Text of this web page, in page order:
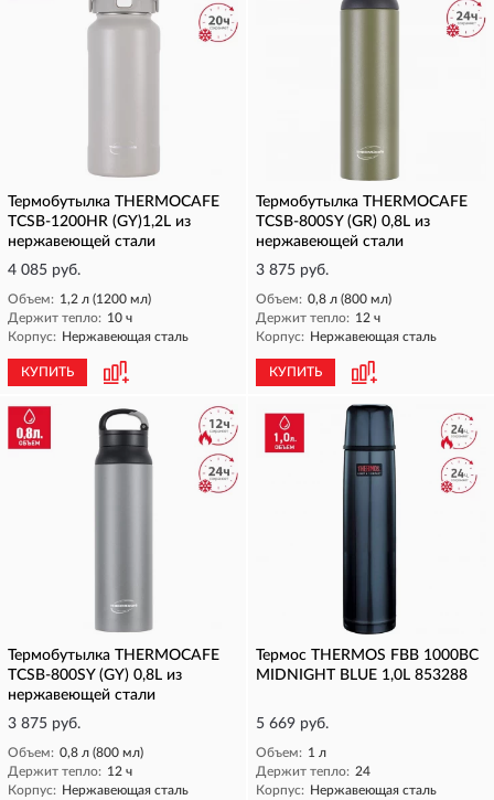
Термобутылка THERMOCAFE
TCSB-1200HR (GY)1,2L из
нержавеющей стали
4 085 руб.
Объем: 1,2 л (1200 мл)
Держит тепло: 10 ч
Корпус: Нержавеющая сталь
КУПИТЬ
Термобутылка THERMOCAFE
TCSB-800SY (GR) 0,8L из
нержавеющей стали
3 875 руб.
Объем: 0,8 л (800 мл)
Держит тепло: 12 ч
Корпус: Нержавеющая сталь
КУПИТЬ
Термобутылка THERMOCAFE
TCSB-800SY (GY) 0,8L из
нержавеющей стали
3 875 руб.
Объем: 0,8 л (800 мл)
Держит тепло: 12 ч
Корпус: Нержавеющая сталь
Термос THERMOS FBB 1000BC
MIDNIGHT BLUE 1,0L 853288
5 669 руб.
Объем: 1 л
Держит тепло: 24
Корпус: Нержавеющая сталь